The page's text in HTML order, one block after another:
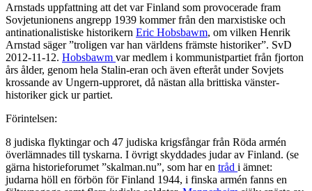
Arnstads uppfattning att det var Finland som provocerade fram
Sovjetunionens angrepp 1939 kommer från den marxistiske och
antinationalistiske historikern Eric Hobsbawm, om vilken Henrik
Arnstad säger ”troligen var han världens främste historiker”. SvD
2012-11-12. Hobsbawm var medlem i kommunistpartiet från fjorton
års ålder, genom hela Stalin-eran och även efteråt under Sovjets
krossande av Ungern-upproret, då nästan alla brittiska vänster-
historiker gick ur partiet.
Förintelsen:
8 judiska flyktingar och 47 judiska krigsfångar från Röda armén
överlämnades till tyskarna. I övrigt skyddades judar av Finland. (se
gärna historieforumet ”skalman.nu”, som har en tråd i ämnet:
judarna höll en förbön för Finland 1944, i finska armén fanns en